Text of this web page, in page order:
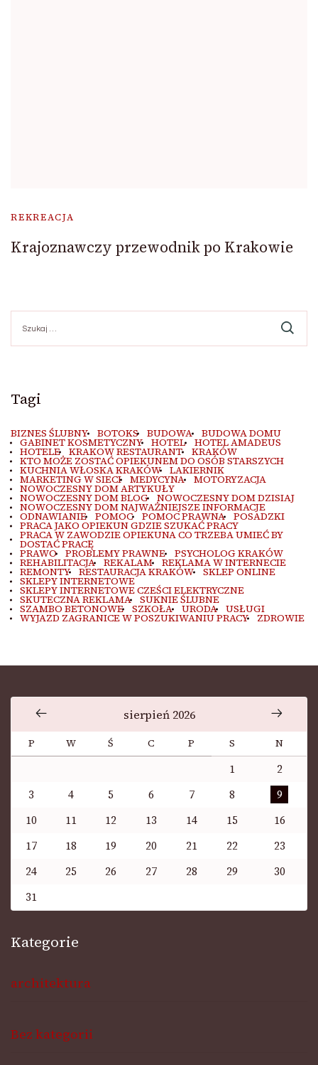
REKREACJA
Krajoznawczy przewodnik po Krakowie
Tagi
BIZNES ŚLUBNY BOTOKS BUDOWA BUDOWA DOMU
GABINET KOSMETYCZNY HOTEL HOTEL AMADEUS
HOTELE KRAKOW RESTAURANT KRAKÓW
KTO MOŻE ZOSTAĆ OPIEKUNEM DO OSÓB STARSZYCH
KUCHNIA WŁOSKA KRAKÓW LAKIERNIK
MARKETING W SIECI MEDYCYNA MOTORYZACJA
NOWOCZESNY DOM ARTYKUŁY
NOWOCZESNY DOM BLOG NOWOCZESNY DOM DZISIAJ
NOWOCZESNY DOM NAJWAŻNIEJSZE INFORMACJE
ODNAWIANIE POMOC POMOC PRAWNA POSADZKI
PRACA JAKO OPIEKUN GDZIE SZUKAĆ PRACY
PRACA W ZAWODZIE OPIEKUNA CO TRZEBA UMIEĆ BY
DOSTAĆ PRACĘ
PRAWO PROBLEMY PRAWNE PSYCHOLOG KRAKÓW
REHABILITACJA REKALAM REKLAMA W INTERNECIE
REMONTY RESTAURACJA KRAKÓW SKLEP ONLINE
SKLEPY INTERNETOWE
SKLEPY INTERNETOWE CZEŚCI ELEKTRYCZNE
SKUTECZNA REKLAMA SUKNIE ŚLUBNE
SZAMBO BETONOWE SZKOŁA URODA USŁUGI
WYJAZD ZAGRANICE W POSZUKIWANIU PRACY ZDROWIE
sierpień 2026
P W Ś C P S N
1
2
3
4 5 6 7 8
9
10
11 12 13 14 15
16
17
18 19 20 21 22
23
24
25 26 27 28 29
30
31
Kategorie
architektura
Bez kategorii